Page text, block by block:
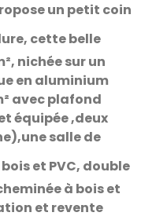
un petit coin
cettebelle
, nichée sur un
en aluminium
avecplafond
équipée,deux
ne salle de
et PVC, double
à boiset
et revente